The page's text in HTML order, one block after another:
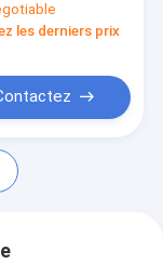
5 pour
de lait
les derniers prix